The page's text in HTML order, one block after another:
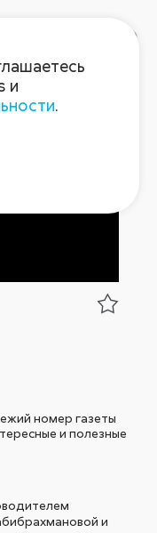
номер газеты
и полезные
и
и
.